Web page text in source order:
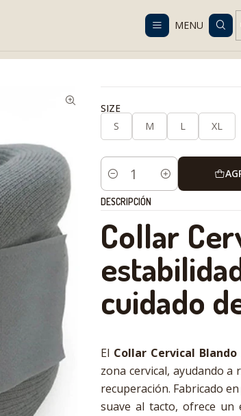
MENU
gratis en RM desde $100.000. Revisa las condiciones.
Collar Cervical Blando |
SIZE
S
M L XL
Cantidad
DESCRIPCIÓN
Collar
cuidado
El Collar Cervical Blando
zona cervical, ayudando
recuperación. Fabricado en
suave al tacto, ofrece un